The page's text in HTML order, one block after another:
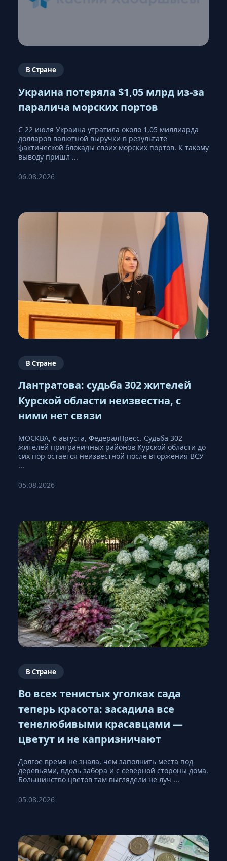
В Стране
Украина потеряла $1,05 млрд из-за
паралича морских портов
С 22 июля Украина утратила около 1,05 миллиарда
долларов валютной выручки в результате
фактической блокады своих морских портов. К такому
выводу пришл ...
06.08.2026
В Стране
Лантратова: судьба 302 жителей
Курской области неизвестна, с
ними нет связи
МОСКВА, 6 августа, ФедералПресс. Судьба 302
жителей приграничных районов Курской области до
сих пор остается неизвестной после вторжения ВСУ
...
05.08.2026
В Стране
Во всех тенистых уголках сада
теперь красота: засадила все
тенелюбивыми красавцами —
цветут и не капризничают
Долгое время не знала, чем заполнить места под
деревьями, вдоль забора и с северной стороны дома.
Большинство цветов там выглядели не луч ...
05.08.2026